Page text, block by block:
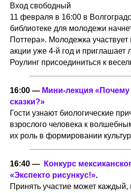
Вход свободный
11 февраля в 16:00 в
библиотеке для молодежи
Поттера». Молодежка
акции уже 4-й год и приглашает
Роулинг присоединиться к
16:00 — Мини-лекция
сказки?»
Гости узнают биологические
взрослого человека к
их роль в формировании
16:40 —
Конкурс
«Экспекто рисункус!».
Принять участие может каждый,